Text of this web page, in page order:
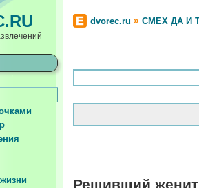
dvorec.ru » СМЕХ ДА И
Решивший